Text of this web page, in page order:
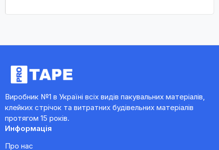
Виробник №1 в Україні всіх видів пакувальних матеріалів,
клейких стрічок та витратних будівельних матеріалів
протягом 15 років.
Информація
Про нас